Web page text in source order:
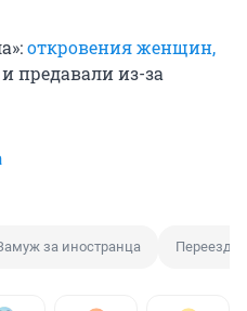
откровения женщин,
и предавали из-за
за иностранца Переезд